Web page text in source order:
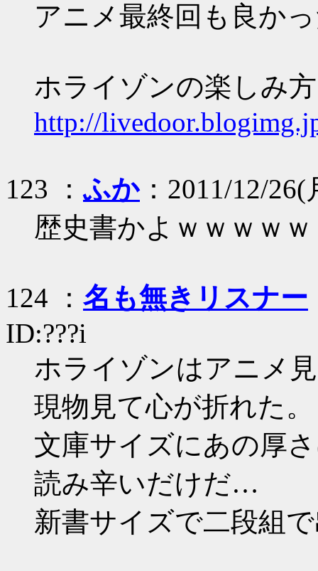
アニメ最終回も良か
ホライゾンの楽しみ方
http://
123 ：ふか：2011/12/26(
歴史書かよｗｗｗｗｗ
124 ： 名も無きリスナー
ID:???i
ホライゾンはアニメ
現物見て心が折れた。
文庫サイズにあの厚
読み辛いだけだ…
新書サイズで二段組